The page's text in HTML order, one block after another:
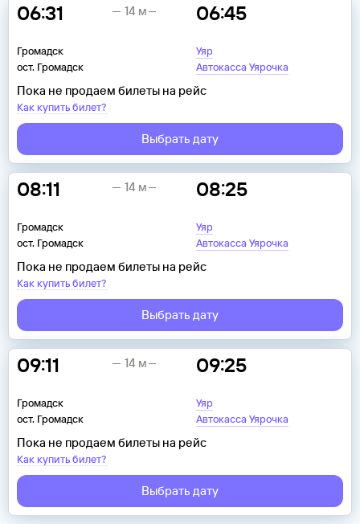
06:31
Громадск
ост. Громадск
06:45
Уяр
Автокасса Уярочка
14 м
Пока не продаем билеты на рейс
Как купить билет?
Выбрать дату
08:11
Громадск
ост. Громадск
08:25
Уяр
Автокасса Уярочка
14 м
Пока не продаем билеты на рейс
Как купить билет?
Выбрать дату
09:11
Громадск
ост. Громадск
09:25
Уяр
Автокасса Уярочка
14 м
Пока не продаем билеты на рейс
Как купить билет?
Выбрать дату